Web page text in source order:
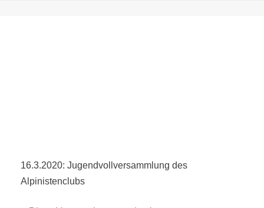
16.3.2020: Jugendvollversammlung des
Alpinistenclubs